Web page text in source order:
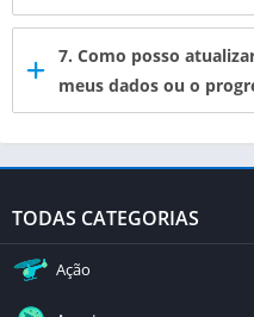
7. Como posso
meus dados ou o
TODAS CATEGORIAS
Ação